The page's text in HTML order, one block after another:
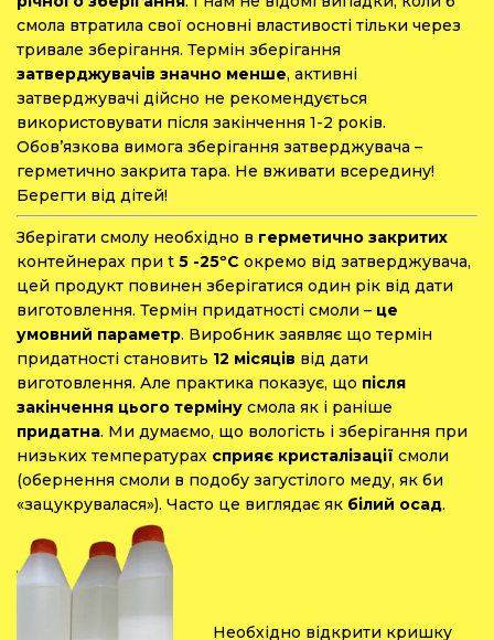
смола втратила свої основні властивості тільки через
тривале зберігання. Термін зберігання
затверджувачів значно менше, активні
затверджувачі дійсно не рекомендується
використовувати після закінчення 1-2 років.
Обов’язкова вимога зберігання затверджувача –
герметично закрита тара. Не вживати всередину!
Берегти від дітей!
Зберігати смолу необхідно в герметично закритих
контейнерах при t 5 -25ºС окремо від затверджувача,
цей продукт повинен зберігатися один рік від дати
виготовлення. Термін придатності смоли – це
умовний параметр. Виробник заявляє що термін
придатності становить 12 місяців від дати
виготовлення. Але практика показує, що після
закінчення цього терміну смола як і раніше
придатна. Ми думаємо, що вологість і зберігання при
низьких температурах сприяє кристалізації смоли
(обернення смоли в подобу загустілого меду, як би
«зацукрувалася»). Часто це виглядає як білий осад.
Необхідно відкрити кришку